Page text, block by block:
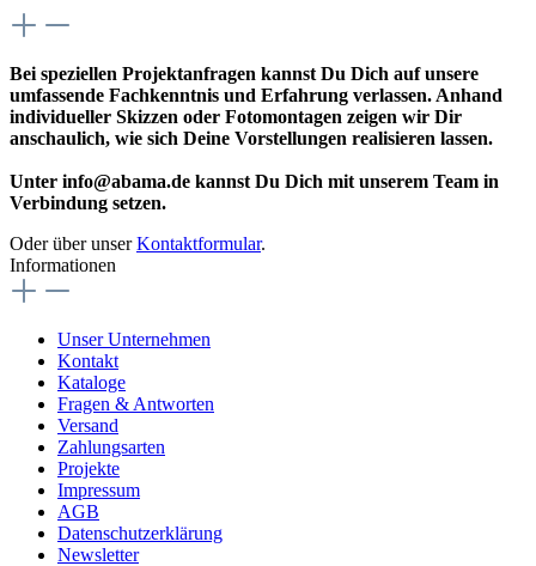
Bei speziellen Projektanfragen kannst Du Dich auf unsere
umfassende Fachkenntnis und Erfahrung verlassen. Anhand
individueller Skizzen oder Fotomontagen zeigen wir Dir
anschaulich, wie sich Deine Vorstellungen realisieren lassen.
Unter info@abama.de kannst Du Dich mit unserem Team in
Verbindung setzen.
Oder über unserKontaktformular.
Informationen
Unser Unternehmen
Kontakt
Kataloge
Fragen & Antworten
Versand
Zahlungsarten
Projekte
Impressum
AGB
Datenschutzerklärung
Newsletter